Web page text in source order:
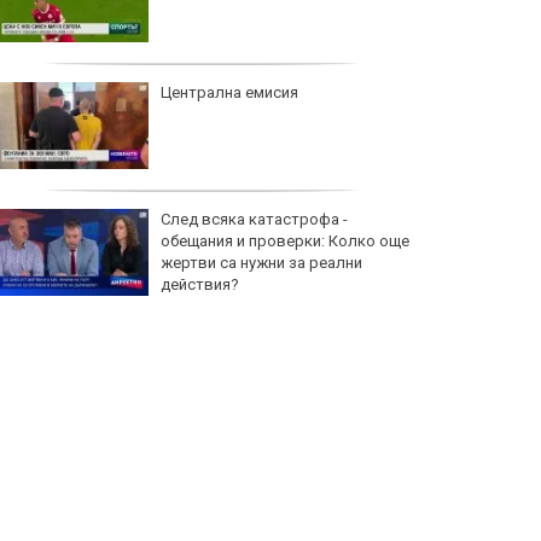
Централна емисия
След всяка катастрофа -
обещания и проверки: Колко още
жертви са нужни за реални
действия?